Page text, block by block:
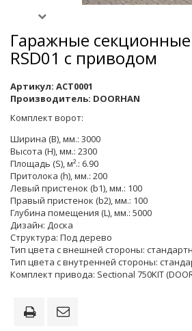
Гаражные
RSD01 с приводом
Артикул: ACT0001
Производитель: DOORHAN
Комплект ворот:
Ширина (B), мм.: 3000
Высота (H), мм.: 2300
Площадь (S), м².: 6.90
Притолока (h), мм.: 200
Левый пристенок (b1), мм.: 100
Правый пристенок (b2), мм.: 100
Глубина помещения (L), мм.: 5000
Дизайн: Доска
Структура: Под дерево
Тип цвета с внешней стороны:
Тип цвета с внутренней стороны:
Комплект привода: Sectional 750KIT